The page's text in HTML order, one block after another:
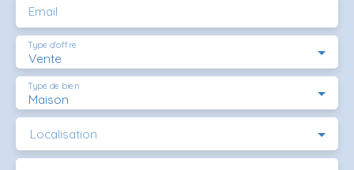
Email
Vente
Type d'offre
Maison
Type de bien
Localisation